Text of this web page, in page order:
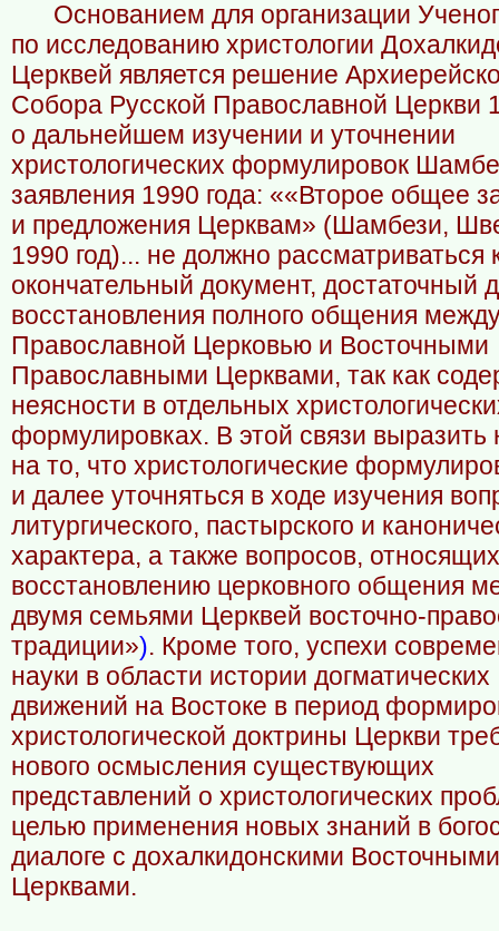
Основанием для организации
по исследованию христологии
Церквей является решение
Собора Русской Православной Церкви
о дальнейшем изучении и уточнении
христологических формулировок
заявления 1990 года: ««Второе общее
и предложения Церквам» (Шамбези,
1990 год)... не должно рассматриваться
окончательный документ, достаточный
восстановления полного общения
Православной Церковью и Восточными
Православными Церквами, так как
неясности в отдельных
формулировках. В этой связи выразить
на то, что христологические
и далее уточняться в ходе изучения
литургического, пастырского и
характера, а также вопросов,
восстановлению церковного общения
двумя семьями Церквей восточно-
традиции»). Кроме того, успехи
науки в области истории догматических
движений на Востоке в период
христологической доктрины Церкви
нового осмысления существующих
представлений о христологических
целью применения новых знаний в
диалоге с дохалкидонскими Восточными
Церквами.